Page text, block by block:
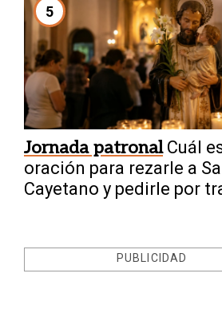
5
Jornada patronal Cuál
oración para rezarle a
Cayetano y pedirle por
PUBLICIDAD